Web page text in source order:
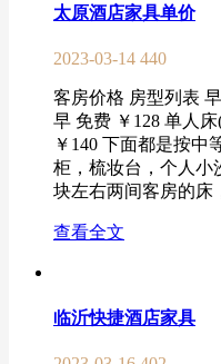
太原酒店家具单价
2023-03-14 440
客房价格 房型列表
早 免费 ￥128 单人
￥140 下面都是按中
柜，梳妆台，个人小
块左右两间客房的床
查看全文
临沂快捷酒店家具